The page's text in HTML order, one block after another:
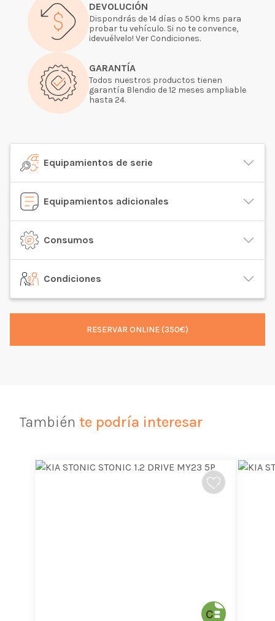
DEVOLUCIÓN
Dispondrás de 14 días o 500 kms para
probar tu vehículo. Si no te convence,
¡devuélvelo! Ver Condiciones.
GARANTÍA
Todos nuestros productos tienen
garantía Blendio de 12 meses ampliable
hasta 24.
Equipamientos de serie
Equipamientos adicionales
Consumos
Condiciones
RESERVAR ONLINE (350€)
También te podría interesar